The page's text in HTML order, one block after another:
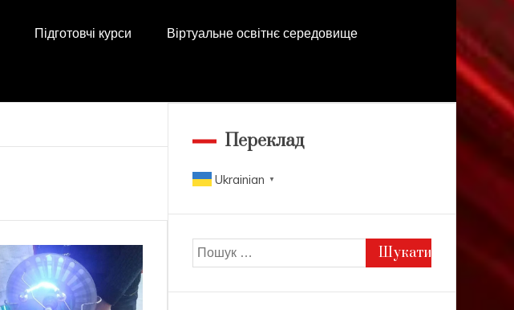
Підготовчі курси Віртуальне освітнє середовище
Переклад
Ukrainian ▼
Пошук: